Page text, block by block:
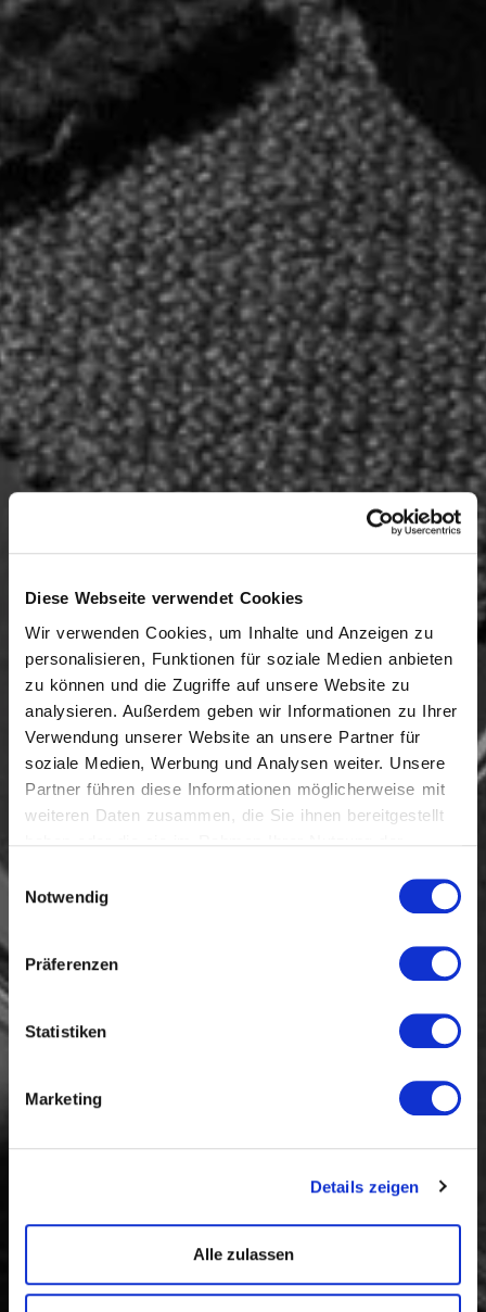
Diese Webseite verwendet Cookies
Wir verwenden Cookies, um Inhalte und Anzeigen zu
personalisieren, Funktionen für soziale Medien anbieten
zu können und die Zugriffe auf unsere Website zu
analysieren. Außerdem geben wir Informationen zu Ihrer
Verwendung unserer Website an unsere Partner für
soziale Medien, Werbung und Analysen weiter. Unsere
Partner führen diese Informationen möglicherweise mit
weiteren Daten zusammen, die Sie ihnen bereitgestellt
Einwilligungsauswahl
Notwendig
Präferenzen
Statistiken
Marketing
Details zeigen
Alle zulassen
Made in Italy